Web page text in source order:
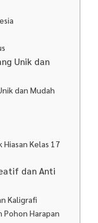
Unik dan
dan Mudah
Kelas 17
dan Anti
Kaligrafi
Pohon Harapan